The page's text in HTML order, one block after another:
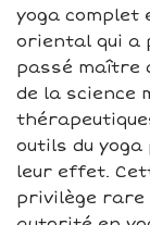
yoga complet
oriental qui a
passé maître
de la science
outils du
leur effet.
privilège rare